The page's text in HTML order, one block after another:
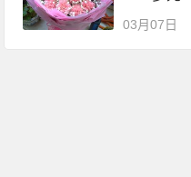
03月07日